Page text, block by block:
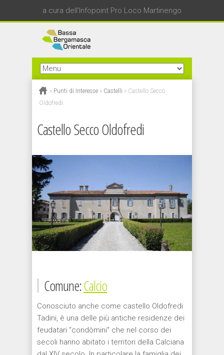
a cura dell'Infopoint Pro Loco Martinengo
» Punti di Interesse » Castelli » Castello Secco
Oldofredi
Castello Secco Oldofredi
Comune:Calcio
Conosciuto anche come castello Oldofredi
Tadini, è una delle più antiche residenze dei
feudatari “condòmini” che nel corso dei
secoli hanno abitato i territori della Calciana